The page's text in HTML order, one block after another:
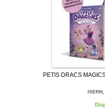
PETIS DRACS
ISERN,